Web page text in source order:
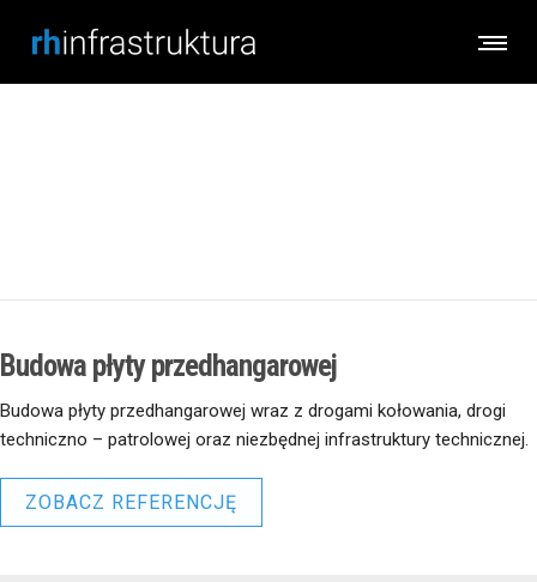
Budowa płyty przedhangarowej
Budowa płyty przedhangarowej wraz z drogami kołowania, drogi
techniczno – patrolowej oraz niezbędnej infrastruktury technicznej.
ZOBACZ REFERENCJĘ